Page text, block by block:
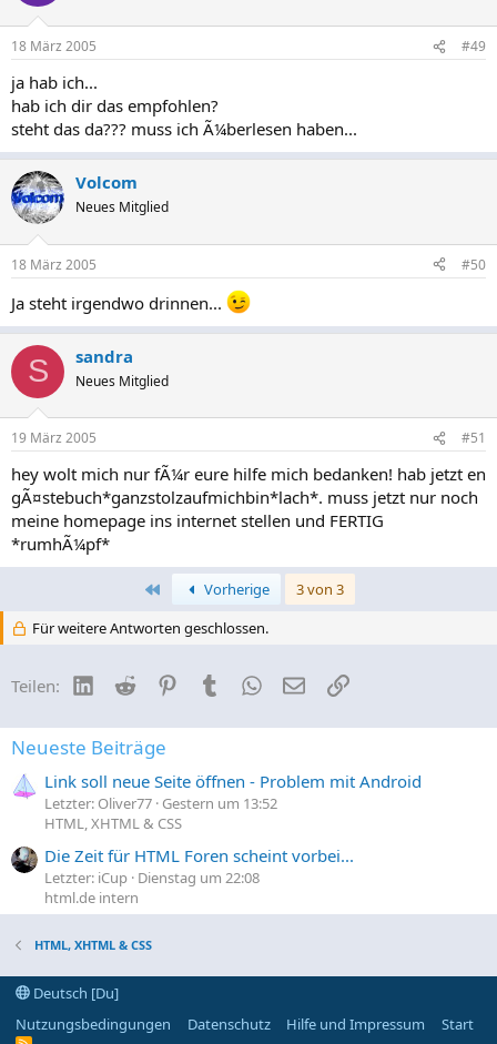
18 März 2005 #49
ja hab ich...
hab ich dir das empfohlen?
steht das da??? muss ich Ã¼berlesen haben...
Volcom
Neues Mitglied
18 März 2005 #50
Ja steht irgendwo drinnen...
S sandra
Neues Mitglied
19 März 2005 #51
hey wolt mich nur fÃ¼r eure hilfe mich bedanken! hab jetzt en
gÃ¤stebuch*ganzstolzaufmichbin*lach*. muss jetzt nur noch
meine homepage ins internet stellen und FERTIG
*rumhÃ¼pf*
Erste Vorherige
3 von 3
Für weitere Antworten geschlossen.
Teilen: LinkedIn
Reddit PinterestTumblrWhatsApp
E-MailLink
Neueste Beiträge
Link soll neue Seite öffnen - Problem mit Android
Letzter: Oliver77 Gestern um 13:52
HTML, XHTML & CSS
Die Zeit für HTML Foren scheint vorbei...
Letzter: iCup Dienstag um 22:08
html.de intern
HTML, XHTML & CSS
Deutsch [Du]
Nutzungsbedingungen
Datenschutz Hilfe und Impressum Start